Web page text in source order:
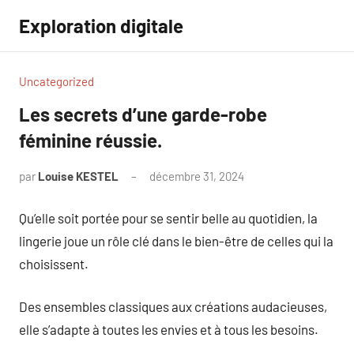
contenu
Exploration digitale
Uncategorized
Les secrets d’une garde-robe
féminine réussie.
par Louise KESTEL décembre 31, 2024
Qu’elle soit portée pour se sentir belle au quotidien, la
lingerie joue un rôle clé dans le bien-être de celles qui la
choisissent.
Des ensembles classiques aux créations audacieuses,
elle s’adapte à toutes les envies et à tous les besoins.